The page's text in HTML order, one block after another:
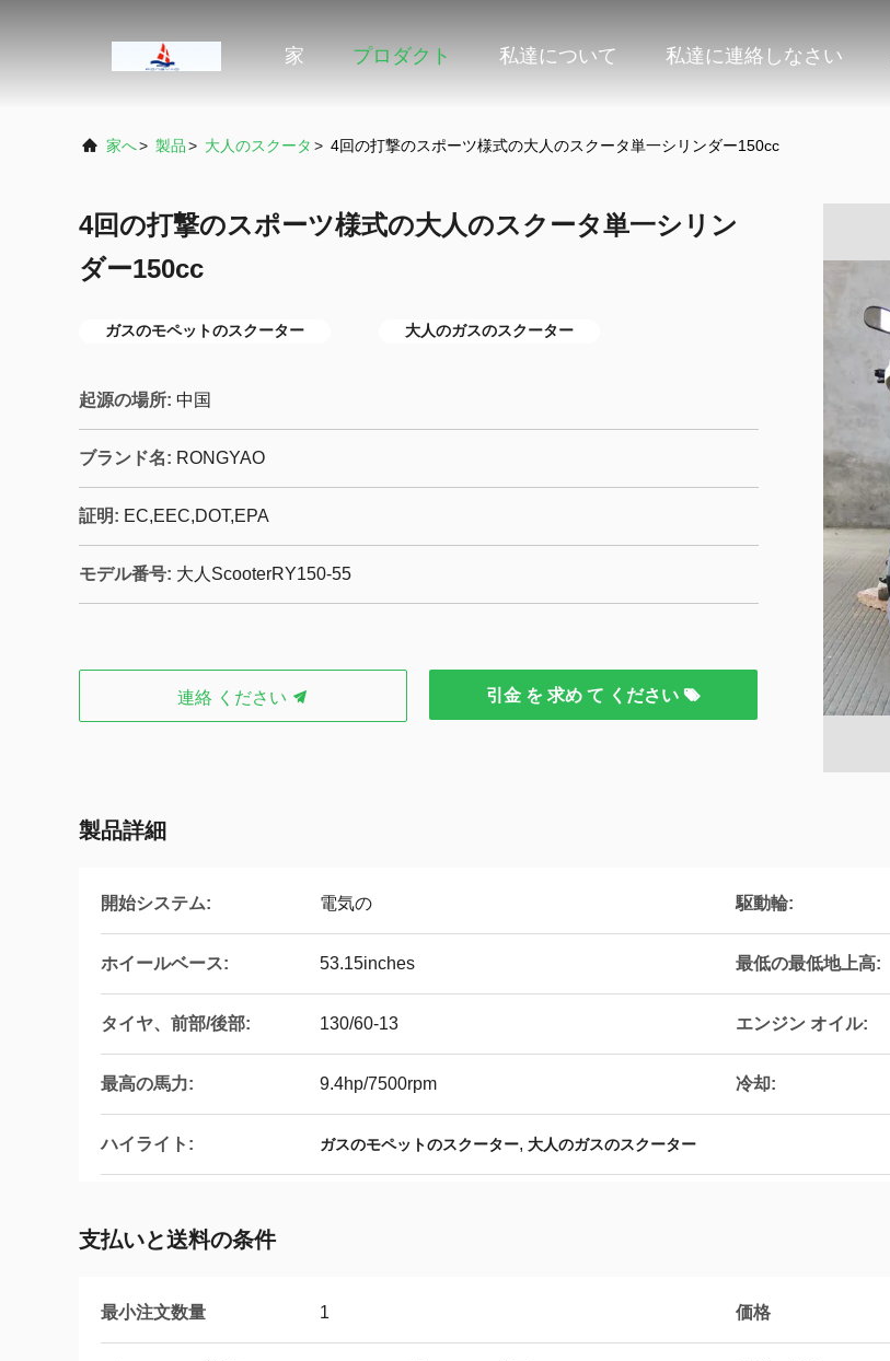
家 プロダクト 私達について 私達に連絡しなさい
家へ> 製品> 大人のスクータ > 4回の打撃のスポーツ様式の大人のスクータ単一シリンダー150cc
4回の打撃のスポーツ様式の大人のスクータ単一シリン
ダー150cc
ガスのモペットのスクーター 大人のガスのスクーター
起源の場所: 中国
ブランド名: RONGYAO
証明: EC,EEC,DOT,EPA
モデル番号: 大人ScooterRY150-55
連絡 ください 引金 を 求め て ください
製品詳細
開始システム: 電気の 駆動輪:
ホイールベース: 53.15inches 最低の最低地上高:
タイヤ、前部/後部: 130/60-13 エンジン オイル:
最高の馬力: 9.4hp/7500rpm 冷却:
ハイライト: ガスのモペットのスクーター, 大人のガスのスクーター
支払いと送料の条件
最小注文数量 1 価格